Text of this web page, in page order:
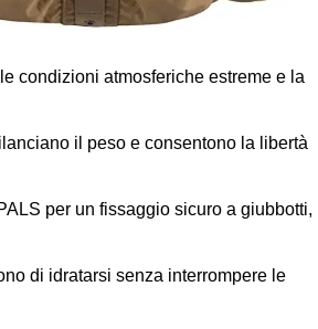
condizioni atmosferiche estreme e la
il peso e consentono la libertà
per un fissaggio sicuro a giubbotti,
di idratarsi senza interrompere le